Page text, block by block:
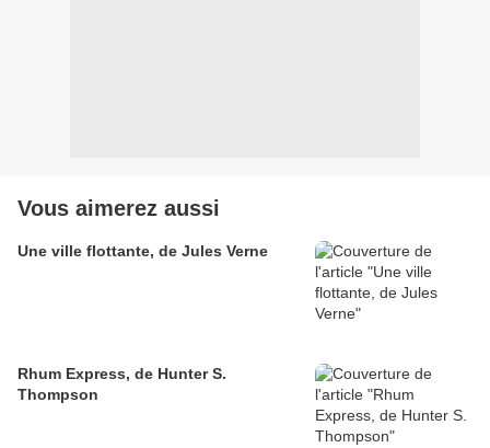
Vous aimerez aussi
Une ville flottante, de Jules Verne
Rhum Express, de Hunter S.
Thompson